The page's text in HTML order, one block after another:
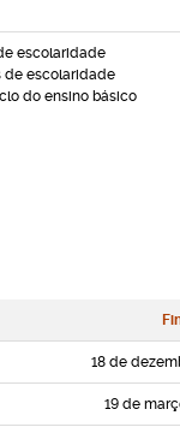
escolaridade
de escolaridade
do ensino básico
18 de
19 de